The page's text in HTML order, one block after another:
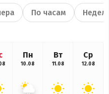
По часам
Пн
10.08
Вт
11.08
Ср
12.08